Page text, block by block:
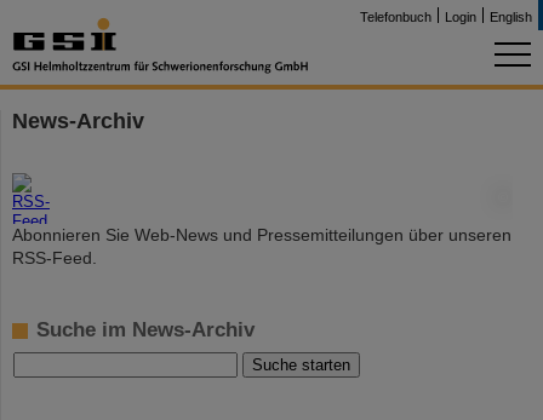
Telefonbuch Login English
News-Archiv
Abonnieren Sie Web-News und Pressemitteilungen über unseren
RSS-Feed.
Suche im News-Archiv